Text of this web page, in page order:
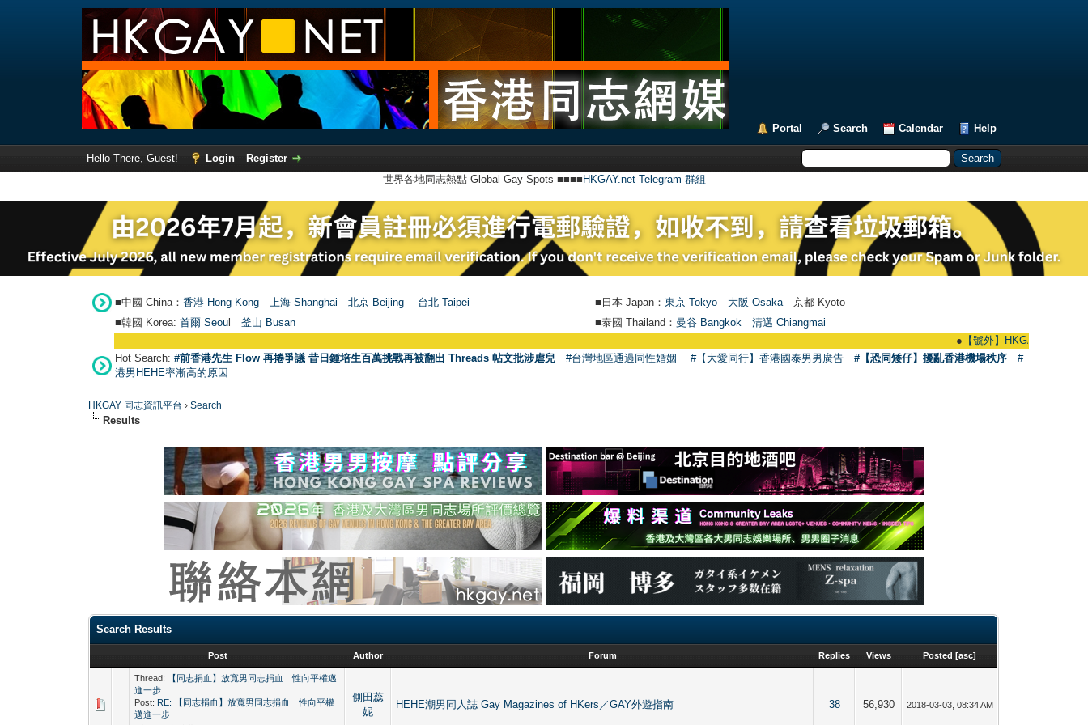
Portal Search Calendar Help
Hello There, Guest! Login
Register
世界各地同志熱點 Global Gay Spots ■■■■ HKGAY.net Telegram 群組
■中國 China： 香港 Hong Kong 上海 Shanghai 北京 Beijing 台北 Taipei ■日本 Japan： 東京 Tokyo 大阪 Osaka 京都 Kyoto
■韓國 Korea: 首爾 Seou 釜山 Busan ■泰國 Thailand： 曼谷 Bangkok
清邁 Chiangmai
【號外】HKGAY.net已啟動
Hot Search: #前香港先生 Flow 再捲爭議 昔日鍾培生百萬挑戰再被翻出 Threads 帖文批涉虐兒 #台灣地區通過同性婚姻 #【大愛同行】香港國泰男男廣告 #【恐同矮仔】擾亂香港機場秩序
#
港男HEHE率漸高的原因
HKGAY 同志資訊平台 ›Search
Results
Search Results
Post Author Forum Replies Views Posted [asc]
Thread:
【同志捐血】放寬男同志捐血 性向平權邁
進一步
Post: RE: 【同志捐血】放寬男同志捐血 性向平權
邁進一步
側田蕊
妮
HEHE潮男同人誌 Gay Magazines of HKers／GAY外遊指南 38 56,930 2018-03-03, 08:34 AM